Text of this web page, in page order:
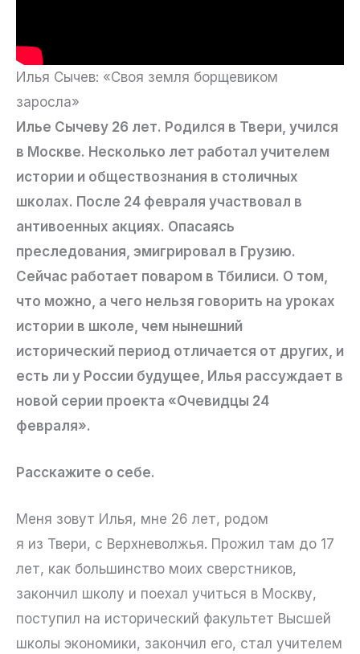
Илья Сычев: «Своя земля борщевиком
заросла»
Илье Сычеву 26 лет. Родился в Твери, учился
в Москве. Несколько лет работал учителем
истории и обществознания в столичных
школах. После 24 февраля участвовал в
антивоенных акциях. Опасаясь
преследования, эмигрировал в Грузию.
Сейчас работает поваром в Тбилиси. О том,
что можно, а чего нельзя говорить на уроках
истории в школе, чем нынешний
исторический период отличается от других, и
есть ли у России будущее, Илья рассуждает в
новой серии проекта «Очевидцы 24
февраля».
Расскажите о себе.
Меня зовут Илья, мне 26 лет, родом
я из Твери, с Верхневолжья. Прожил там до 17
лет, как большинство моих сверстников,
закончил школу и поехал учиться в Москву,
поступил на исторический факультет Высшей
школы экономики, закончил его, стал учителем